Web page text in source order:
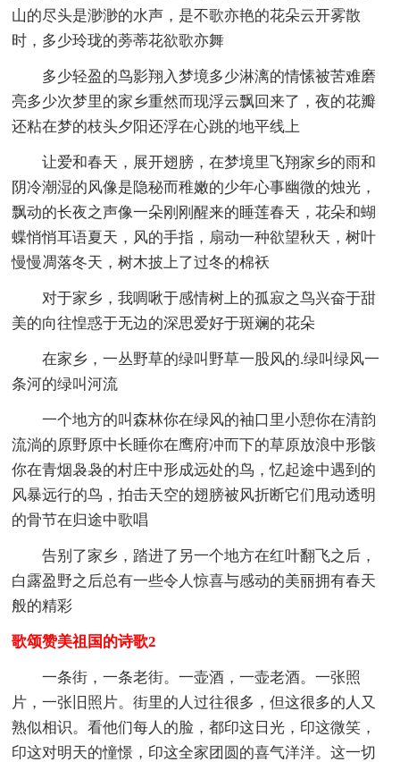
山的尽头是渺渺的水声，是不歌亦艳的花朵云开雾散
时，多少玲珑的蒡蒂花欲歌亦舞
多少轻盈的鸟影翔入梦境多少淋漓的情愫被苦难磨
亮多少次梦里的家乡重然而现浮云飘回来了，夜的花瓣
还粘在梦的枝头夕阳还浮在心跳的地平线上
让爱和春天，展开翅膀，在梦境里飞翔家乡的雨和
阴冷潮湿的风像是隐秘而稚嫩的少年心事幽微的烛光，
飘动的长夜之声像一朵刚刚醒来的睡莲春天，花朵和蝴
蝶悄悄耳语夏天，风的手指，扇动一种欲望秋天，树叶
慢慢凋落冬天，树木披上了过冬的棉袄
对于家乡，我啁啾于感情树上的孤寂之鸟兴奋于甜
美的向往惶惑于无边的深思爱好于斑斓的花朵
在家乡，一丛野草的绿叫野草一股风的.绿叫绿风一
条河的绿叫河流
一个地方的叫森林你在绿风的袖口里小憩你在清韵
流淌的原野原中长睡你在鹰府冲而下的草原放浪中形骸
你在青烟袅袅的村庄中形成远处的鸟，忆起途中遇到的
风暴远行的鸟，拍击天空的翅膀被风折断它们甩动透明
的骨节在归途中歌唱
告别了家乡，踏进了另一个地方在红叶翻飞之后，
白露盈野之后总有一些令人惊喜与感动的美丽拥有春天
般的精彩
歌颂赞美祖国的诗歌2
一条街，一条老街。一壶酒，一壶老酒。一张照
片，一张旧照片。街里的人过往很多，但这很多的人又
熟似相识。看他们每人的脸，都印这日光，印这微笑，
印这对明天的憧憬，印这全家团圆的喜气洋洋。这一切